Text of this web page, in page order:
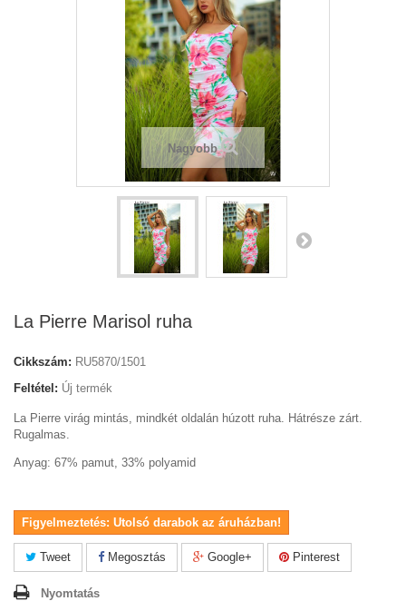
Nagyobb
La Pierre Marisol ruha
Cikkszám: RU5870/1501
Feltétel: Új termék
La Pierre virág mintás, mindkét oldalán húzott ruha. Hátrésze zárt.
Rugalmas.
Anyag: 67% pamut, 33% polyamid
Figyelmeztetés: Utolsó darabok az áruházban!
Tweet Megosztás Google+ Pinterest
Nyomtatás